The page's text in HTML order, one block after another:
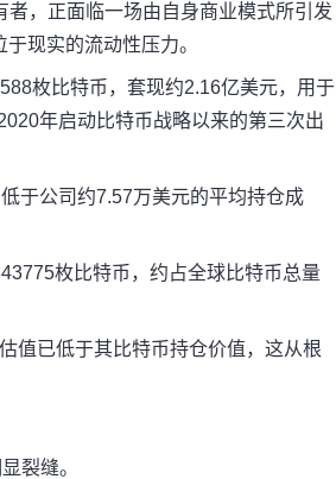
，正面临一场由自身商业模式所引发
现实的流动性压力。
枚比特币，套现约2.16亿美元，用于
年启动比特币战略以来的第三次出
于公司约7.57万美元的平均持仓成
枚比特币，约占全球比特币总量
值已低于其比特币持仓价值，这从根
裂缝。